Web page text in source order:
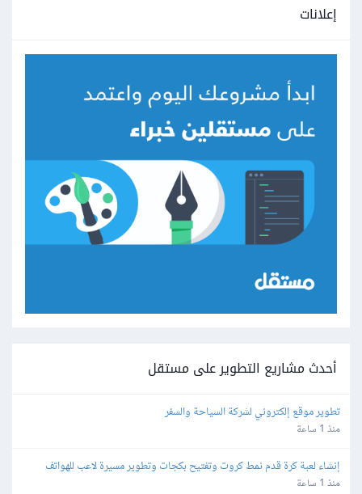
إعلانات
أحدث مشاريع التطوير على مستقل
تطوير موقع إلكتروني لشركة السياحة والسفر
منذ 1 ساعة
إنشاء لعبة كرة قدم نمط كروت وتفتيح بكجات وتطوير مسيرة لاعب للهواتف
منذ 1 ساعة